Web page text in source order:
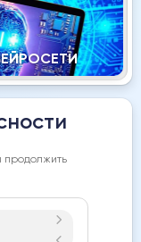
продолжить